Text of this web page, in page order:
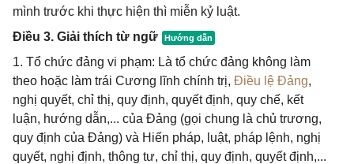
mình trước khi thực hiện thì miễn kỷ luật.
Điều 3. Giải thích từ ngữ
1. Tổ chức đảng vi phạm: Là tổ chức đảng không làm
theo hoặc làm trái Cương lĩnh chính trị, Điều lệ Đảng,
nghị quyết, chỉ thị, quy định, quyết định, quy chế, kết
luận, hướng dẫn,... của Đảng (gọi chung là chủ trương,
quy định của Đảng) và Hiến pháp, luật, pháp lệnh, nghị
quyết, nghị định, thông tư, chỉ thị, quy định, quyết định,...